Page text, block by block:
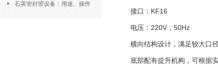
核心要点解析
石英管封管设备：用途、操作
接口：KF16
电压：220V，50Hz
横向结构设计，满足较大口径
底部配有提升机构，可根据实